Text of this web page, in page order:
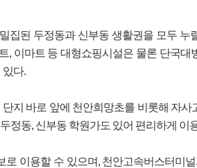
집된 두정동과 신부동 생활권을 모두 누
, 이마트 등 대형쇼핑시설은 물론 단국대
있다.
지 바로 앞에 천안희망초를 비롯해 자사
정동, 신부동 학원가도 있어 편리하게 이
이용할 수 있으며, 천안고속버스터미